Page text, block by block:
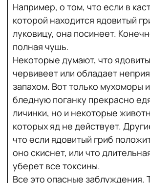
Например, о том, что если в
которой находится ядовитый
луковицу, она посинеет.
полная чушь.
Некоторые думают, что
червивеет или обладает
запахом. Вот только мухоморы
бледную поганку прекрасно
личинки, но и некоторые
которых яд не действует.
что если ядовитый гриб
оно скиснет, или что
уберет все токсины.
Все это опасные заблуждения.